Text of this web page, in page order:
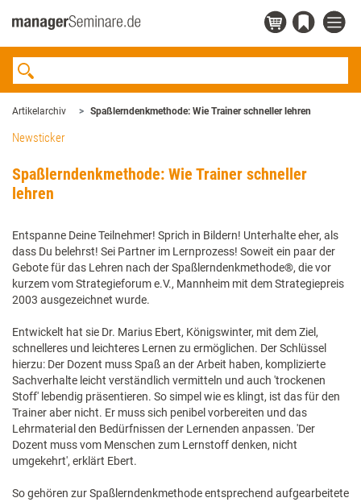
Artikelarchiv Spaßlerndenkmethode: Wie Trainer schneller lehren
Newsticker
Spaßlerndenkmethode: Wie Trainer schneller
lehren
Entspanne Deine Teilnehmer! Sprich in Bildern! Unterhalte eher, als
dass Du belehrst! Sei Partner im Lernprozess! Soweit ein paar der
Gebote für das Lehren nach der Spaßlerndenkmethode®, die vor
kurzem vom Strategieforum e.V., Mannheim mit dem Strategiepreis
2003 ausgezeichnet wurde.
Entwickelt hat sie Dr. Marius Ebert, Königswinter, mit dem Ziel,
schnelleres und leichteres Lernen zu ermöglichen. Der Schlüssel
hierzu: Der Dozent muss Spaß an der Arbeit haben, komplizierte
Sachverhalte leicht verständlich vermitteln und auch 'trockenen
Stoff' lebendig präsentieren. So simpel wie es klingt, ist das für den
Trainer aber nicht. Er muss sich penibel vorbereiten und das
Lehrmaterial den Bedürfnissen der Lernenden anpassen. 'Der
Dozent muss vom Menschen zum Lernstoff denken, nicht
umgekehrt', erklärt Ebert.
So gehören zur Spaßlerndenkmethode entsprechend aufgearbeitete